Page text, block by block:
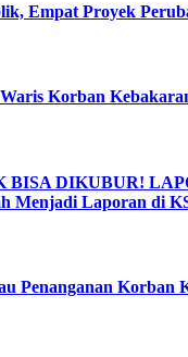
Empat Proyek
Korban
DIKUBUR!
Menjadi Laporan di
Penanganan Korban